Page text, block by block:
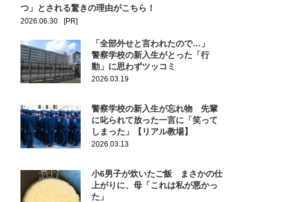
つ」とされる驚きの理由がこちら！
2026.06.30 [PR]
「全部外せと言われたので…」
警察学校の新入生がとった「行
動」に思わずツッコミ
2026.03.19
警察学校の新入生が忘れ物 先輩
に叱られて放った一言に「笑って
しまった」【リアル教場】
2026.03.13
小6男子が炊いたご飯 まさかの仕
上がりに、母「これは私が悪かっ
た」